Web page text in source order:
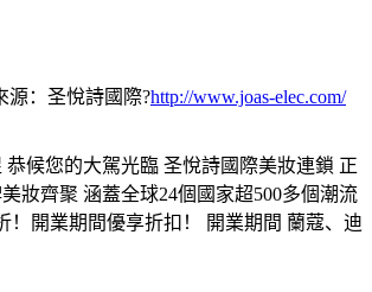
源：圣悅詩國際?http://www.joas-elec.com/
恭候您的大駕光臨 圣悅詩國際美妝連鎖 正
妝齊聚 涵蓋全球24個國家超500多個潮流
！開業期間優享折扣！ 開業期間 蘭蔻、迪